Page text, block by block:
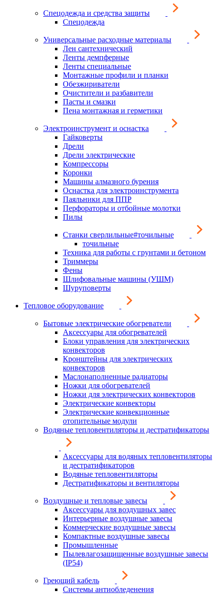
Спецодежда и средства защиты
Спецодежда
Универсальные расходные материалы
Лен сантехнический
Ленты демпферные
Ленты специальные
Монтажные профили и планки
Обезжириватели
Очистители и разбавители
Пасты и смазки
Пена монтажная и герметики
Электроинструмент и оснастка
Гайковерты
Дрели
Дрели электрические
Компрессоры
Коронки
Машины алмазного бурения
Оснастка для электроинструмента
Паяльники для ППР
Перфораторы и отбойные молотки
Пилы
Станки сверлильные#точильные
точильные
Техника для работы с грунтами и бетоном
Триммеры
Фены
Шлифовальные машины (УШМ)
Шуруповерты
Тепловое оборудование
Бытовые электрические обогреватели
Аксессуары для обогревателей
Блоки управления для электрических
конвекторов
Кронштейны для электрических
конвекторов
Маслонаполненные радиаторы
Ножки для обогревателей
Ножки для электрических конвекторов
Электрические конвекторы
Электрические конвекционные
отопительные модули
Водяные тепловентиляторы и дестратификаторы
Аксессуары для водяных тепловентиляторы
и дестратификаторов
Водяные тепловентиляторы
Дестратификаторы и вентиляторы
Воздушные и тепловые завесы
Аксессуары для воздушных завес
Интерьерные воздушные завесы
Коммерческие воздушные завесы
Компактные воздушные завесы
Промышленные
Пылевлагозащищенные воздушные завесы
(IP54)
Греющий кабель
Системы антиобледенения